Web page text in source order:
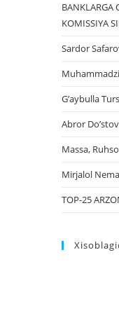
BANKLARGA
KOMISSIYA
Sardor
G’aybulla
Abror
Massa,
Mirjalol
TOP-25